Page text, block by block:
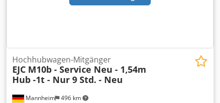
Forklifts - Unser Qualitätsversprechen Volle Funktionalität
Mannheim 496 km
Hochhubwagen-Mitgänger
EJC M10b - Service Neu - 1,54m
Hub -1t - Nur 9 Std. - Neu